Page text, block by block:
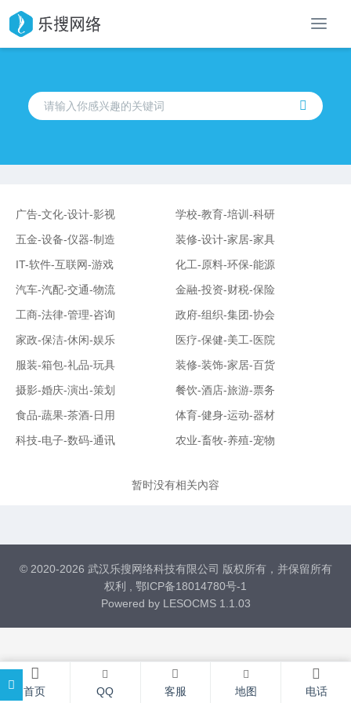
导
航
广告-文化-设计-影视
学校-教育-培训-科研
五金-设备-仪器-制造
装修-设计-家居-家具
IT-软件-互联网-游戏
化工-原料-环保-能源
汽车-汽配-交通-物流
金融-投资-财税-保险
工商-法律-管理-咨询
政府-组织-集团-协会
家政-保洁-休闲-娱乐
医疗-保健-美工-医院
服装-箱包-礼品-玩具
装修-装饰-家居-百货
摄影-婚庆-演出-策划
餐饮-酒店-旅游-票务
食品-蔬果-茶酒-日用
体育-健身-运动-器材
科技-电子-数码-通讯
农业-畜牧-养殖-宠物
暂时没有相关內容
© 2020-2026 武汉乐搜网络科技有限公司 版权所有，并保留所有
权利 , 鄂ICP备18014780号-1
Powered by LESOCMS 1.1.03
首页 QQ 客服 地图 电话